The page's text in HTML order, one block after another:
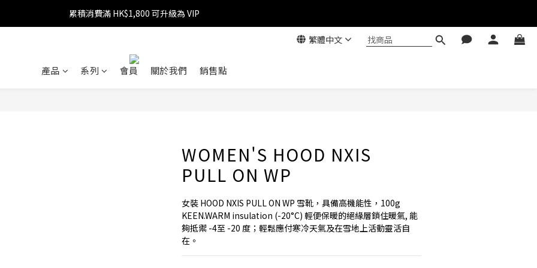
消費滿 HK$599 免運費
累積消費滿 HK$1,800 可升級為 VIP
消費滿 HK$599 免運費
繁體中文
產品 系列 會員 關於我們 銷售點
WOMEN'S HOOD NXIS
PULL ON WP
女裝 HOOD NXIS PULL ON WP 雪靴，具備高機能性，100g
KEEN.WARM insulation (-20°C) 輕便保暖的絕緣層鎖住暖氣, 能
夠抵禦 -4至 -20 度；輕鬆應付寒冷天氣及在雪地上活動靈活自
在。